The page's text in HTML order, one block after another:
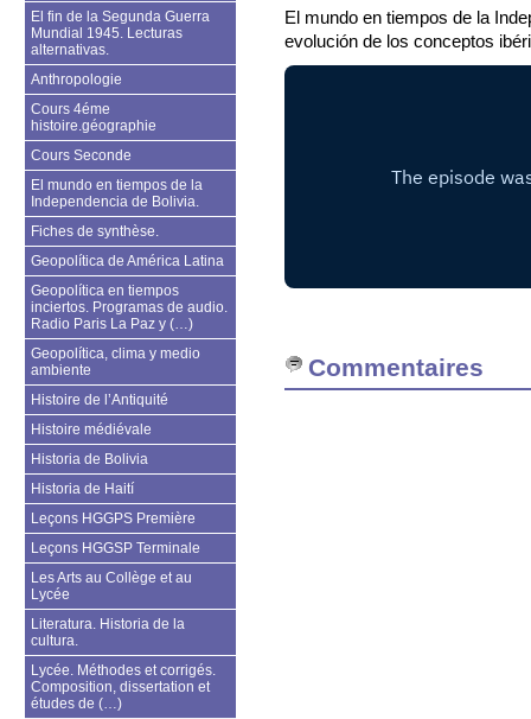
El mundo en tiempos de la
evolución de los conceptos
Commentaires
El fin de la Segunda Guerra
Mundial 1945. Lecturas
alternativas.
Anthropologie
Cours 4éme
histoire.géographie
Cours Seconde
El mundo en tiempos de la
Independencia de Bolivia.
Fiches de synthèse.
Geopolítica de América Latina
Geopolítica en tiempos
inciertos. Programas de audio.
Radio Paris La Paz y (…)
Geopolítica, clima y medio
ambiente
Histoire de l’Antiquité
Histoire médiévale
Historia de Bolivia
Historia de Haití
Leçons HGGPS Première
Leçons HGGSP Terminale
Les Arts au Collège et au
Lycée
Literatura. Historia de la
cultura.
Lycée. Méthodes et corrigés.
Composition, dissertation et
études de (…)